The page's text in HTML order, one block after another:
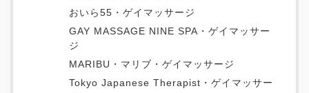
おいら55・ゲイマッサージ
GAY MASSAGE NINE SPA・ゲイマッサー
ジ
MARIBU・マリブ・ゲイマッサージ
Tokyo Japanese Therapist・ゲイマッサー